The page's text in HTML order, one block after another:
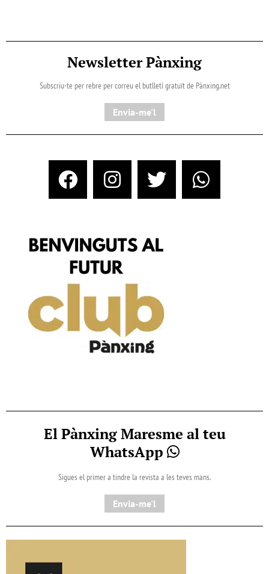
Newsletter Pànxing
Subscriu-te per rebre per correu el butlletí gratuït de Pànxing.net​
Envia-me'l
El Pànxing Maresme al teu
WhatsApp
Sigues el primer a tindre la revista a les teves mans.
Envia-me'l